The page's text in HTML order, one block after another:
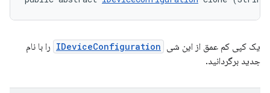
یک کپی کم عمق از این شی IDeviceConfiguration را با نام
جدید برگردانید.